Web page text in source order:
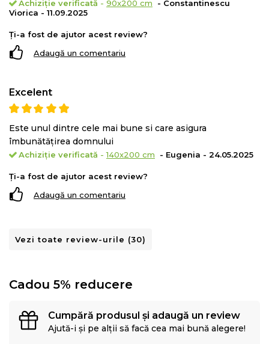
Achiziție verificată - 90x200 cm
- Constantinescu
Viorica - 11.09.2025
Ți-a fost de ajutor acest review?
Adaugă un comentariu
Excelent
Este unul dintre cele mai bune si care asigura
îmbunătățirea domnului
Achiziție verificată -140x200 cm - Eugenia - 24.05.2025
Ți-a fost de ajutor acest review?
Adaugă un comentariu
Vezi toate review-urile (30)
Cadou 5% reducere
Cumpără produsul și adaugă un review
Ajută-i și pe alții să facă cea mai bună alegere!